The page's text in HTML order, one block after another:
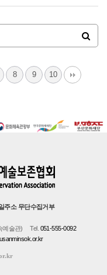
8 9 10
주소 무단수집거부
예술관) Tel. 051-555-0092